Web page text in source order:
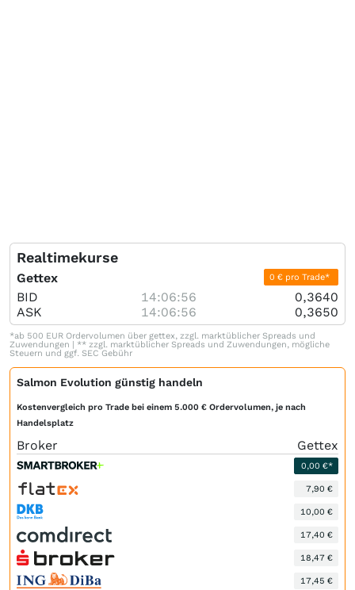
Realtimekurse
Gettex 0 € pro Trade*
BID 14:06:56
0,3640
ASK
14:06:56 0,3650
*ab 500 EUR Ordervolumen über gettex, zzgl. marktüblicher Spreads und
Zuwendungen | ** zzgl. marktüblicher Spreads und Zuwendungen, mögliche
Steuern und ggf. SEC Gebühr
Salmon Evolution günstig handeln
Kostenvergleich pro Trade bei einem 5.000 € Ordervolumen, je nach
Handelsplatz
Broker Gettex
0,00 €*
7,90 €
10,00 €
17,40 €
18,47 €
17,45 €